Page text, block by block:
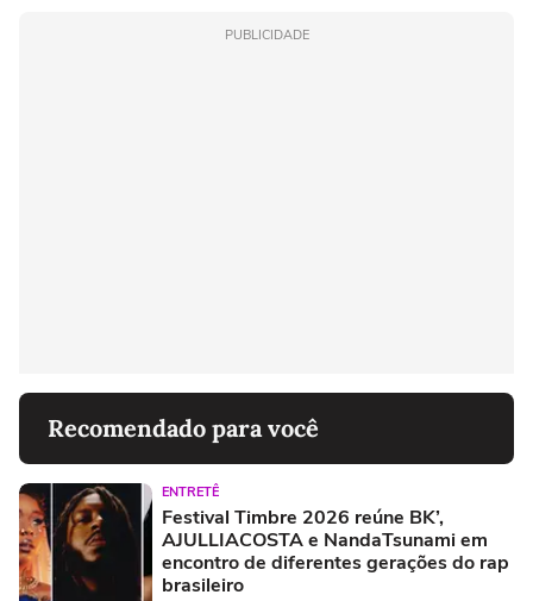
PUBLICIDADE
Recomendado para você
ENTRETÊ
Festival Timbre 2026 reúne BK’,
AJULLIACOSTA e NandaTsunami em
encontro de diferentes gerações do rap
brasileiro